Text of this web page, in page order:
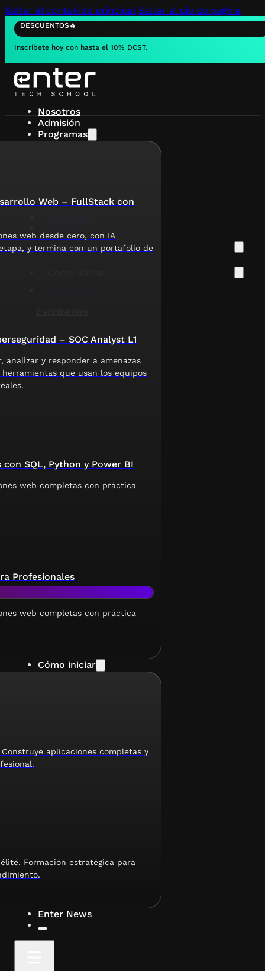
Saltar al contenido principal Saltar al pie de página
DESCUENTOS🔥
Inscríbete hoy con hasta el 10% DCST.
Nosotros
Admisión
Programas
Web – FullStack con
web desde cero, con IA
y termina con un portafolio de
– SOC Analyst L1
analizar y responder a amenazas
que usan los equipos
SQL, Python y Power BI
web completas con práctica
Profesionales
web completas con práctica
Cómo iniciar
aplicaciones completas y
Formación estratégica para
Enter News
Programas